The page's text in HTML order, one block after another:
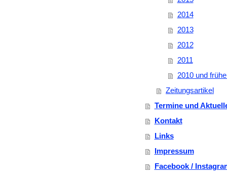
2014
2013
2012
2011
2010 und
Zeitungsartikel
Termine und
Kontakt
Links
Impressum
Facebook /